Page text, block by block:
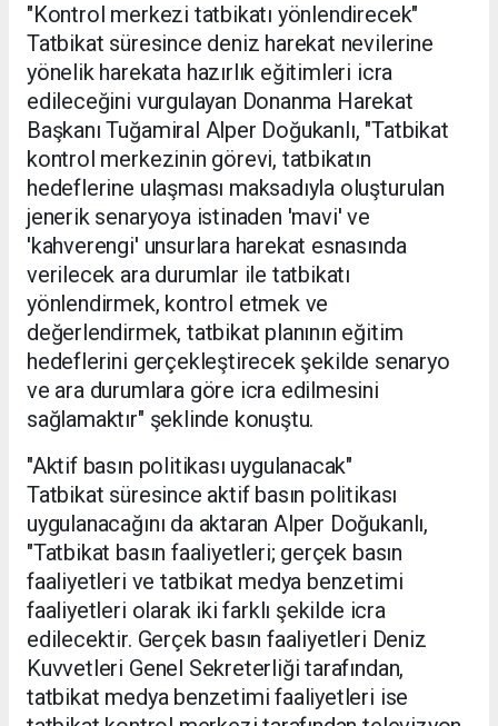
"Kontrol merkezi tatbikatı yönlendirecek"
Tatbikat süresince deniz harekat nevilerine
yönelik harekata hazırlık eğitimleri icra
edileceğini vurgulayan Donanma Harekat
Başkanı Tuğamiral Alper Doğukanlı, "Tatbikat
kontrol merkezinin görevi, tatbikatın
hedeflerine ulaşması maksadıyla oluşturulan
jenerik senaryoya istinaden 'mavi' ve
'kahverengi' unsurlara harekat esnasında
verilecek ara durumlar ile tatbikatı
yönlendirmek, kontrol etmek ve
değerlendirmek, tatbikat planının eğitim
hedeflerini gerçekleştirecek şekilde senaryo
ve ara durumlara göre icra edilmesini
sağlamaktır" şeklinde konuştu.
"Aktif basın politikası uygulanacak"
Tatbikat süresince aktif basın politikası
uygulanacağını da aktaran Alper Doğukanlı,
"Tatbikat basın faaliyetleri; gerçek basın
faaliyetleri ve tatbikat medya benzetimi
faaliyetleri olarak iki farklı şekilde icra
edilecektir. Gerçek basın faaliyetleri Deniz
Kuvvetleri Genel Sekreterliği tarafından,
tatbikat medya benzetimi faaliyetleri ise